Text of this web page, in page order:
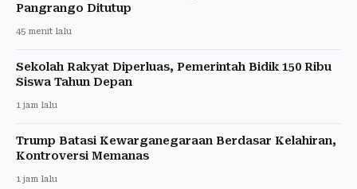
Pangrango Ditutup
45 menit lalu
Sekolah Rakyat Diperluas, Pemerintah Bidik 150 Ribu
Siswa Tahun Depan
1 jam lalu
Trump Batasi Kewarganegaraan Berdasar Kelahiran,
Kontroversi Memanas
1 jam lalu